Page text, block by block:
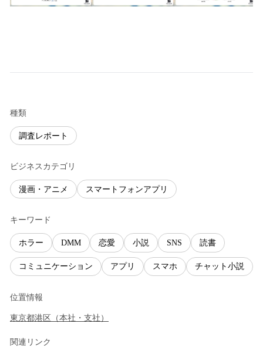
種類
調査レポート
ビジネスカテゴリ
漫画・アニメ スマートフォンアプリ
キーワード
ホラー DMM 恋愛 小説 SNS 読書
コミュニケーション アプリ スマホ チャット小説
位置情報
東京都港区 （本社・支社 ）
関連リンク